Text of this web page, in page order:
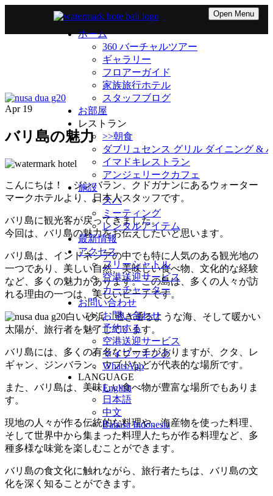
Open Menu
ホーム
360 バーチャルツアー
ギャラリー
フロアーガイド
家族旅行ホテル
スタッフブログ
お部屋
レストラン
>>朝食
ダブリュセンス グリル ダイニング &
イマドキレストラン
アンジェリークカフェ
施設
スパ
ミーティング
レンタルアイテム
最新情報
アクセス
フリーシャトル
空港送迎サービス
カーチャーター
お問い合わせ
お問い合わせ
予約する
空港送迎サービス
マイブッキング
WhatsApp
LANGUAGE
English
日本語
中文
Bahasa Indonesia
Apr 19
バリ島の魅力
こんにちは！ ジンバラン、クドガナンにあるウォーター
マークホテルより、日本人スタッフです。
バリ島に観光客が戻ってきました。
今回は、バリ島の魅力をお伝えしたいと思います。
バリ島は、インドネシアの中でも特に人気のある観光地の
一つであり、美しい自然、美味しい食べ物、文化的な経験
など、多くの魅力があります。この島は、多くの人々が訪
れる理由の一つは、美しいビーチです。
白い砂浜、透き通るような海、そして暖かい
太陽が、旅行者を魅了しています。
バリ島には、多くの有名なビーチがありますが、クタ、レ
ギャン、ジンバラン、ウブドなどが代表的な場所です。
また、バリ島は、美味しい食べ物が豊富な場所でもありま
す。
現地の人々が作る伝統的な料理や、海産物を使った料理、
そして世界中から集まった料理人たちが作る料理など、多
種多様な味覚を楽しむことができます。
バリ島の食文化に触れながら、旅行者たちは、バリ島の文
化を深く知ることができます。